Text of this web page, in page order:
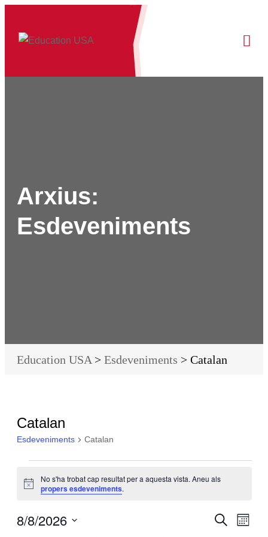
Arxius:
Esdeveniments
Education USA > Esdeveniments > Catalan
Catalan
Esdeveniments Catalan
Avís
No s'ha trobat cap resultat per a aquesta vista. Aneu als
propers esdeveniments.
Cerca
Mes
8/8/2026